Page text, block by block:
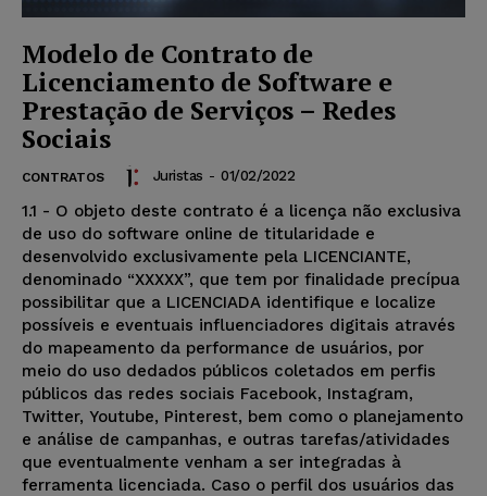
Modelo de Contrato de
Licenciamento de Software e
Prestação de Serviços – Redes
Sociais
CONTRATOS Juristas - 01/02/2022
1.1 - O objeto deste contrato é a licença não exclusiva
de uso do software online de titularidade e
desenvolvido exclusivamente pela LICENCIANTE,
denominado “XXXXX”, que tem por finalidade precípua
possibilitar que a LICENCIADA identifique e localize
possíveis e eventuais influenciadores digitais através
do mapeamento da performance de usuários, por
meio do uso dedados públicos coletados em perfis
públicos das redes sociais Facebook, Instagram,
Twitter, Youtube, Pinterest, bem como o planejamento
e análise de campanhas, e outras tarefas/atividades
que eventualmente venham a ser integradas à
ferramenta licenciada. Caso o perfil dos usuários das